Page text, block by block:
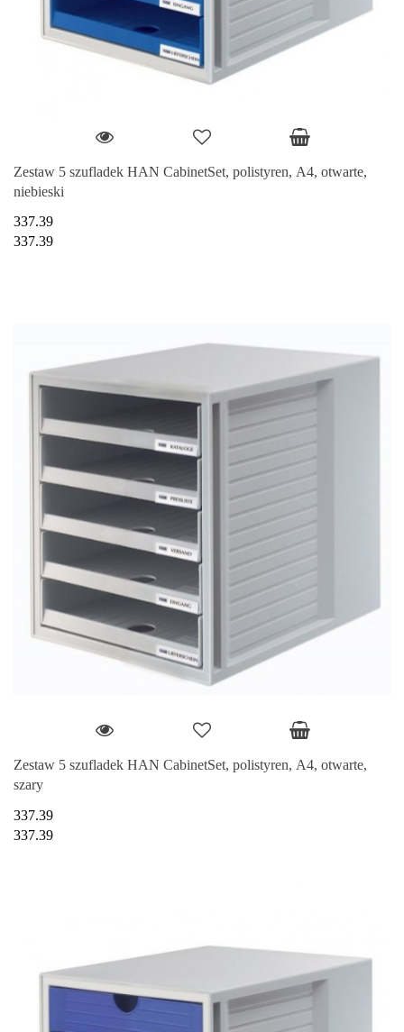
Zestaw 5 szufladek HAN CabinetSet, polistyren, A4, otwarte,
niebieski
337.39
337.39
Zestaw 5 szufladek HAN CabinetSet, polistyren, A4, otwarte,
szary
337.39
337.39